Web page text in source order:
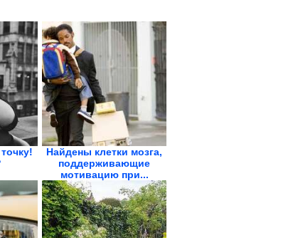
Найдены клетки мозга,
поддерживающие
мотивацию при...